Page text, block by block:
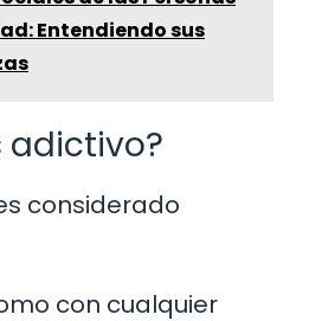
Entendiendo sus
adictivo?
considerado
con cualquier